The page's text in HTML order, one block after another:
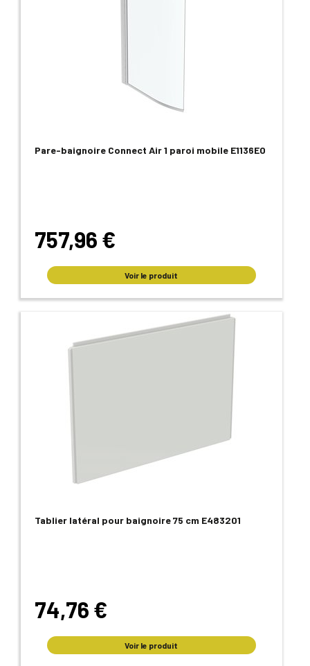
Pare-baignoire Connect Air 1 paroi mobile E1136EO
757,96 €
Voir le produit
Tablier latéral pour baignoire 75 cm E483201
74,76 €
Voir le produit